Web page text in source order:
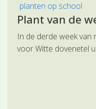
planten op school
Plant van de
In de derde week van
voor Witte dovenetel